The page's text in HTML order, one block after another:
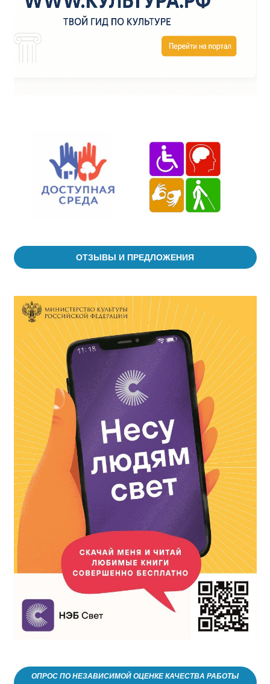
ОТЗЫВЫ И ПРЕДЛОЖЕНИЯ
ОПРОС ПО НЕЗАВИСИМОЙ ОЦЕНКЕ КАЧЕСТВА РАБОТЫ